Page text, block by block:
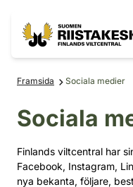
Framsida Sociala medier
Sociala
Finlands viltcentral har
Facebook, Instagram,
nya bekanta, följare,